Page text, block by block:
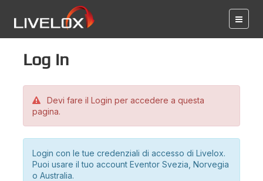
Log in
Devi fare il Login per accedere a questa
pagina.
Login con le tue credenziali di accesso di Livelox.
Puoi usare il tuo account Eventor Svezia, Norvegia
o Australia.